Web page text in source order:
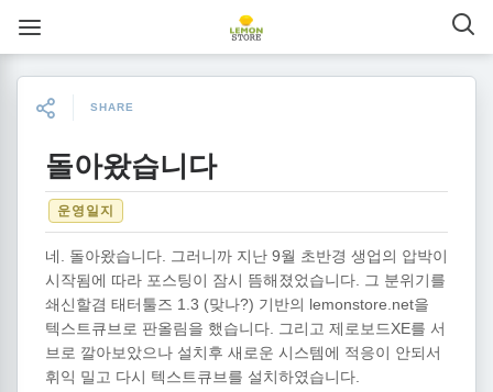
SHARE
돌아왔습니다
운영일지
네. 돌아왔습니다. 그러니까 지난 9월 초반경 생업의 압박이
시작됨에 따라 포스팅이 잠시 뜸해졌었습니다. 그 분위기를
쇄신할겸 태터툴즈 1.3 (맞나?) 기반의 lemonstore.net을
텍스트큐브로 판올림을 했습니다. 그리고 제로보드XE를 서
브로 깔아보았으나 설치후 새로운 시스템에 적응이 안되서
휘익 밀고 다시 텍스트큐브를 설치하였습니다.